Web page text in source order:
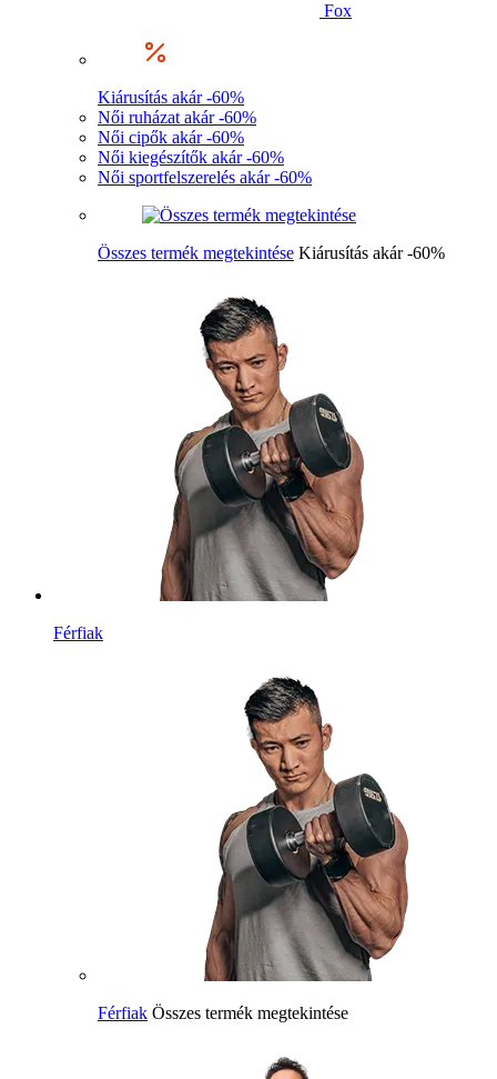
Fox
Kiárusítás akár -60%
Női ruházat akár -60%
Női cipők akár -60%
Női kiegészítők akár -60%
Női sportfelszerelés akár -60%
Összes termék megtekintése Kiárusítás akár -60%
Férfiak
Férfiak Összes termék megtekintése